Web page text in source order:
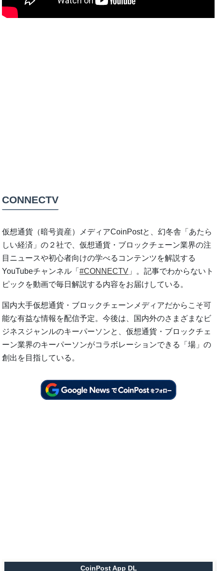
CONNECTV
仮想通貨（暗号資産）メディアCoinPostと、幻冬舎「あたら
しい経済」の２社で、仮想通貨・ブロックチェーン業界の注
目ニュースや初心者向けの学べるコンテンツを解説する
YouTubeチャンネル「#CONNECTV 」。記事でわからないト
ピックを動画で毎日解説する内容をお届けしている。
国内大手仮想通貨・ブロックチェーンメディアだからこそ可
能な有益な情報を配信予定。今後は、国内外のさまざまなビ
ジネスジャンルのキーパーソンと、仮想通貨・ブロックチェ
ーン業界のキーパーソンがコラボレーションできる「場」の
創出を目指している。
CoinPost App DL